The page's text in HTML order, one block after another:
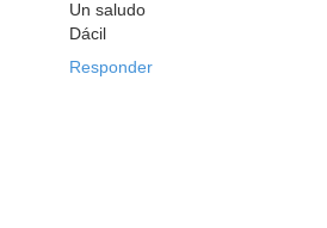
Un saludo
Dácil
Responder